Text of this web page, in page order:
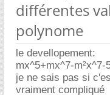
différentes
polynome
le devellopement:
mx^5+mx^7-
je ne sais pas si
vraiment compliqué